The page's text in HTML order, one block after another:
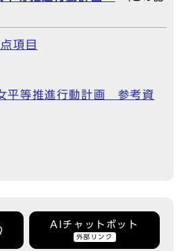
項目
平等推進行動計画 参考資
AIチャットボット
外部リンク